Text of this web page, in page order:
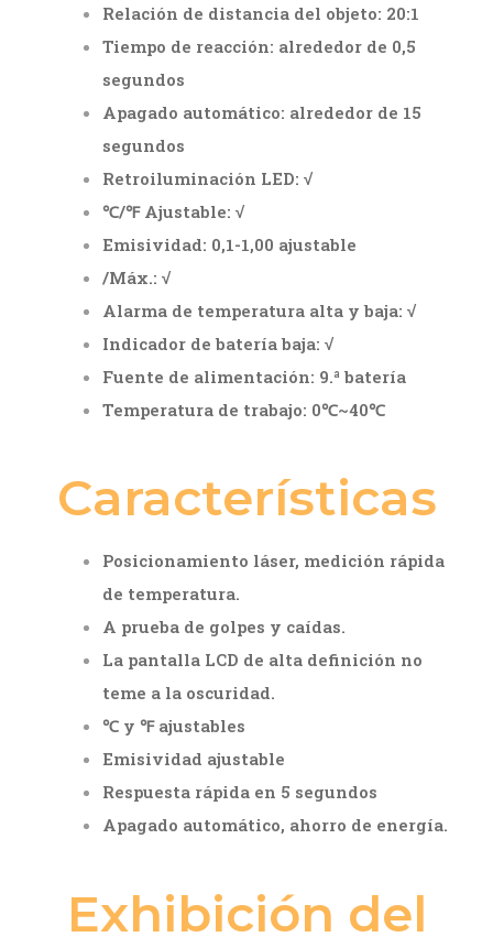
Relación de distancia del objeto: 20:1
Tiempo de reacción: alrededor de 0,5
segundos
Apagado automático: alrededor de 15
segundos
Retroiluminación LED: √
℃/℉ Ajustable: √
Emisividad: 0,1-1,00 ajustable
/Máx.: √
Alarma de temperatura alta y baja: √
Indicador de batería baja: √
Fuente de alimentación: 9.ª batería
Temperatura de trabajo: 0℃~40℃
Características
Posicionamiento láser, medición rápida
de temperatura.
A prueba de golpes y caídas.
La pantalla LCD de alta definición no
teme a la oscuridad.
℃ y ℉ ajustables
Emisividad ajustable
Respuesta rápida en 5 segundos
Apagado automático, ahorro de energía.
Exhibición del